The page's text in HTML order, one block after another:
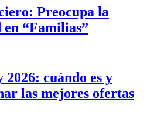
Preocupa la
“Familias”
cuándo es y
las mejores ofertas